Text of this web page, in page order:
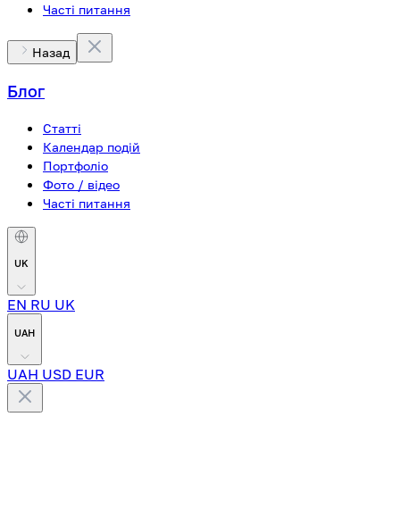
Часті питання
Назад
Блог
Статті
Календар подій
Портфоліо
Фото / відео
Часті питання
UK
EN RU UK
UAH
UAH USD EUR